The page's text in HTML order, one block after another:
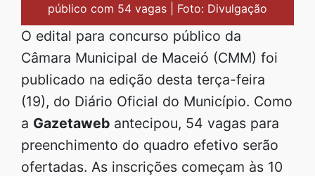
público com 54 vagas | Foto: Divulgação
O edital para concurso público da
Câmara Municipal de Maceió (CMM) foi
publicado na edição desta terça-feira
(19), do Diário Oficial do Município. Como
a Gazetaweb antecipou, 54 vagas para
preenchimento do quadro efetivo serão
ofertadas. As inscrições começam às 10